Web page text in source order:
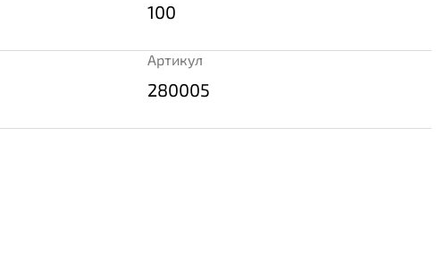
100
Артикул
280005